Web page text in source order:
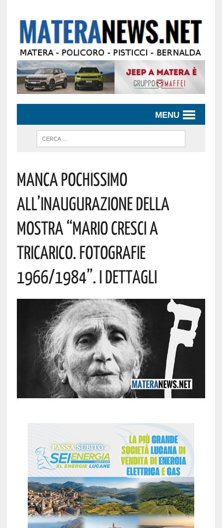
MENU
Manca Pochissimo
All’inaugurazione Della
Mostra “Mario Cresci A
Tricarico. Fotografie
1966/1984”. I Dettagli